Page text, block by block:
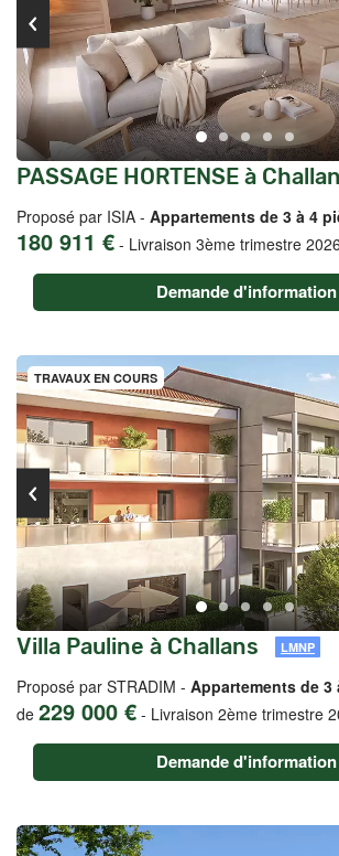
PASSAGE HORTENSE à
Proposé par ISIA - Appartements de 3 à 4
180 911 € - Livraison 3ème trimestre 2026
Demande d'information
TRAVAUX EN COURS
Villa Pauline à Challans LMNP
Proposé par STRADIM - Appartements de 3
de 229 000 € - Livraison 2ème trimestre
Demande d'information